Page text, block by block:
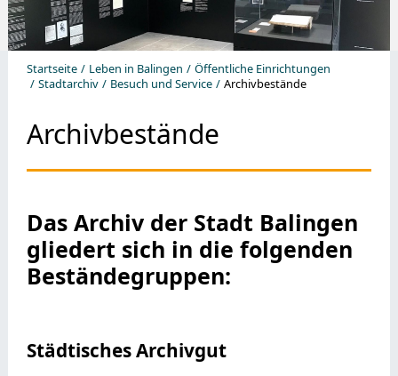
Startseite Leben in Balingen
Öffentliche Einrichtungen
Stadtarchiv
Besuch und Service Archivbestände
Archivbestände
Das Archiv der Stadt Balingen
gliedert sich in die folgenden
Beständegruppen:
Städtisches Archivgut